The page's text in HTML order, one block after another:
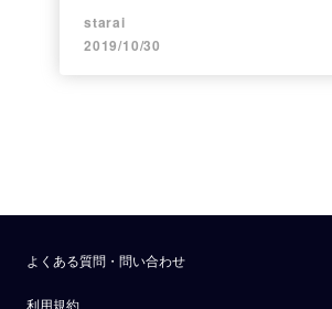
starai
2019/10/30
よくある質問・問い合わせ
利用規約